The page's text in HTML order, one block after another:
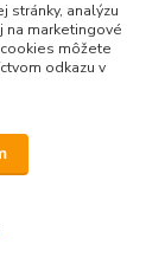
stránky, analýzu
na marketingové
môžete
odkazu v